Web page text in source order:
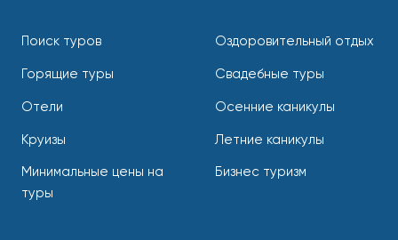
Поиск туров
Горящие туры
Отели
Круизы
Минимальные цены на
туры
Оздоровительный отдых
Свадебные туры
Осенние каникулы
Летние каникулы
Бизнес туризм